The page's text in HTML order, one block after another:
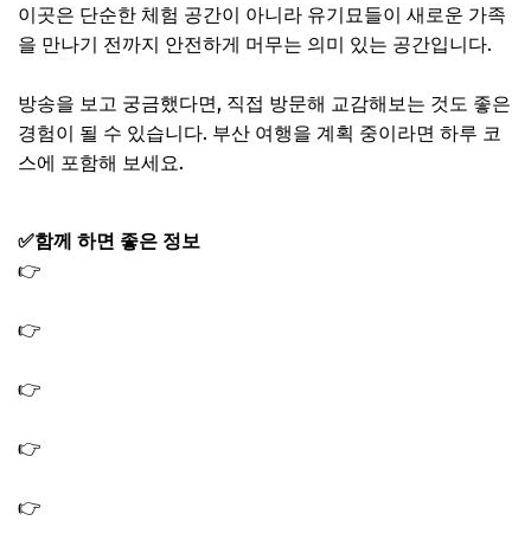
이곳은 단순한 체험 공간이 아니라 유기묘들이 새로운 가족
을 만나기 전까지 안전하게 머무는 의미 있는 공간입니다.
방송을 보고 궁금했다면, 직접 방문해 교감해보는 것도 좋은
경험이 될 수 있습니다. 부산 여행을 계획 중이라면 하루 코
스에 포함해 보세요.
✅함께 하면 좋은 정보
👉
👉
👉
👉
👉